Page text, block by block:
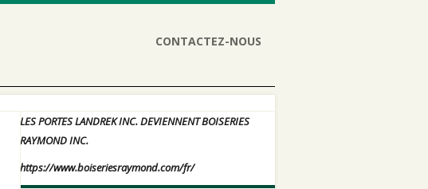
CONTACTEZ-NOUS
LES PORTES LANDREK INC. DEVIENNENT BOISERIES
RAYMOND INC.
https://www.boiseriesraymond.com/fr/